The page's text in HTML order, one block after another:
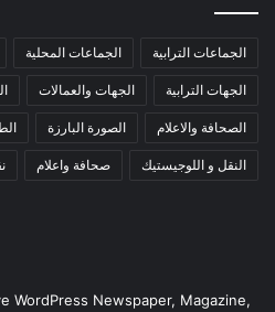
الجماعات الترابية الجماعات المحلية
الجهات الترابية الجهات والعمالات
الصحافة والاعلام الصورة البارزة
النقل و اللوجيستيك صحافة واعلام
WordPress Newspaper, Magazine,